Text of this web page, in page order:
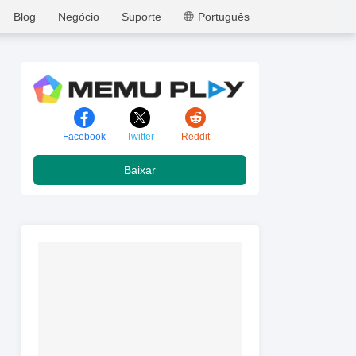
MEmu
Português
Suporte
Negócio
Blog
Facebook Twitter Reddit
Baixar